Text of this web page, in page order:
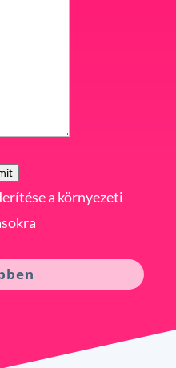
a környezeti